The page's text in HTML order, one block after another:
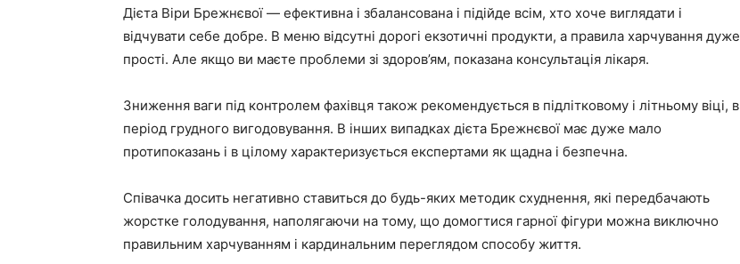
Дієта Віри Брежнєвої — ефективна і збалансована і підійде всім, хто хоче виглядати і
відчувати себе добре. В меню відсутні дорогі екзотичні продукти, а правила харчування дуже
прості. Але якщо ви маєте проблеми зі здоров’ям, показана консультація лікаря.
Зниження ваги під контролем фахівця також рекомендується в підлітковому і літньому віці, в
період грудного вигодовування. В інших випадках дієта Брежнєвої має дуже мало
протипоказань і в цілому характеризується експертами як щадна і безпечна.
Співачка досить негативно ставиться до будь-яких методик схуднення, які передбачають
жорстке голодування, наполягаючи на тому, що домогтися гарної фігури можна виключно
правильним харчуванням і кардинальним переглядом способу життя.